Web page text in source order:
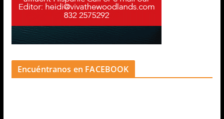
Encuéntranos en FACEBOOK